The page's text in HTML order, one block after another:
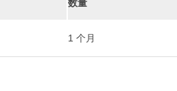
数量
1 个月